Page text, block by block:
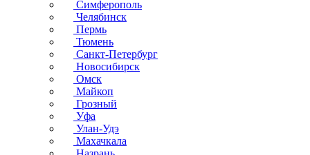
Симферополь
Челябинск
Пермь
Тюмень
Санкт-Петербург
Новосибирск
Омск
Майкоп
Грозный
Уфа
Улан-Удэ
Махачкала